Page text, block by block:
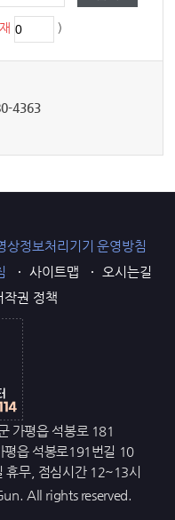
)
4363
상정보처리기기 운영방침
사이트맵
오시는길
작권 정책
가평읍 석봉로 181
읍 석봉로191번길 10
휴무, 점심시간 12~13시
All rights reserved.